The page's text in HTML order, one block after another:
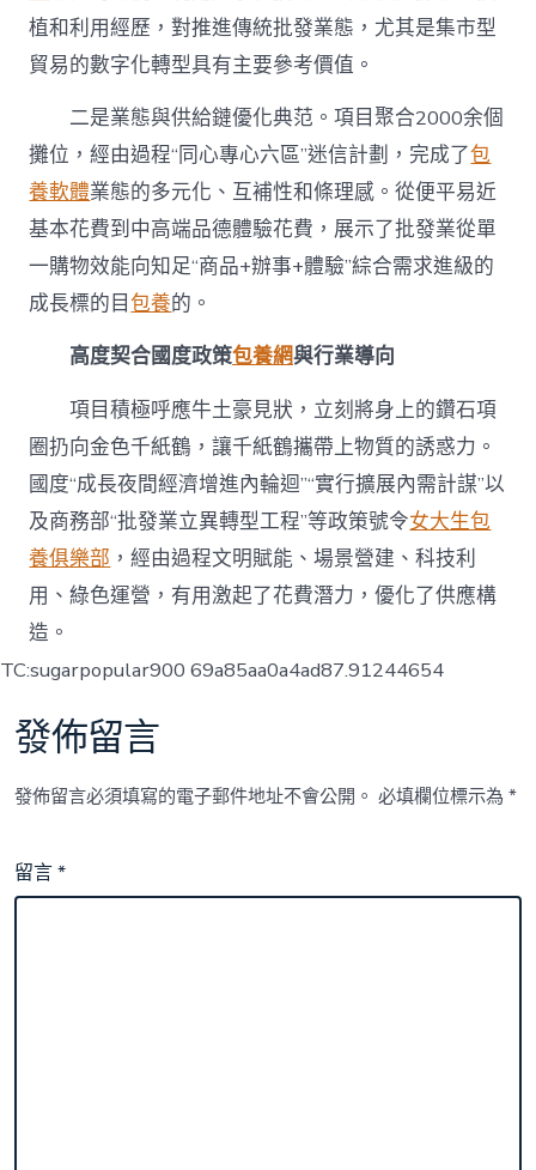
植和利用經歷，對推進傳統批發業態，尤其是集市型
貿易的數字化轉型具有主要參考價值。
二是業態與供給鏈優化典范。項目聚合2000余個
攤位，經由過程“同心專心六區”迷信計劃，完成了包
養軟體業態的多元化、互補性和條理感。從便平易近
基本花費到中高端品德體驗花費，展示了批發業從單
一購物效能向知足“商品+辦事+體驗”綜合需求進級的
成長標的目包養的。
高度契合國度政策包養網與行業導向
項目積極呼應牛土豪見狀，立刻將身上的鑽石項
圈扔向金色千紙鶴，讓千紙鶴攜帶上物質的誘惑力。
國度“成長夜間經濟增進內輪迴”“實行擴展內需計謀”以
及商務部“批發業立異轉型工程”等政策號令女大生包
養俱樂部 ，經由過程文明賦能、場景營建、科技利
用、綠色運營，有用激起了花費潛力，優化了供應構
造。
TC:sugarpopular900 69a85aa0a4ad87.91244654
發佈留言
發佈留言必須填寫的電子郵件地址不會公開。 必填欄位標示為*
留言*